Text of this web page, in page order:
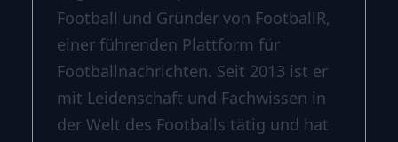
Football und Gründer von FootballR,
einer führenden Plattform für
Footballnachrichten. Seit 2013 ist er
mit Leidenschaft und Fachwissen in
der Welt des Footballs tätig und hat